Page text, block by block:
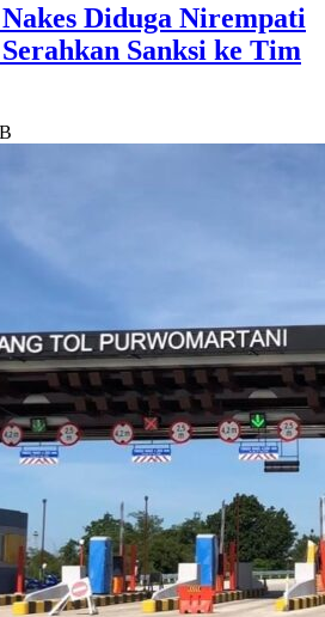
Diduga Nirempati
Sanksi ke Tim